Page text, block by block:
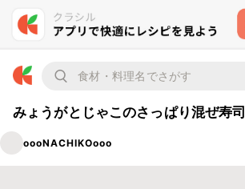
みょうがとじゃこのさっぱり混ぜ寿司
oooNACHIKOooo